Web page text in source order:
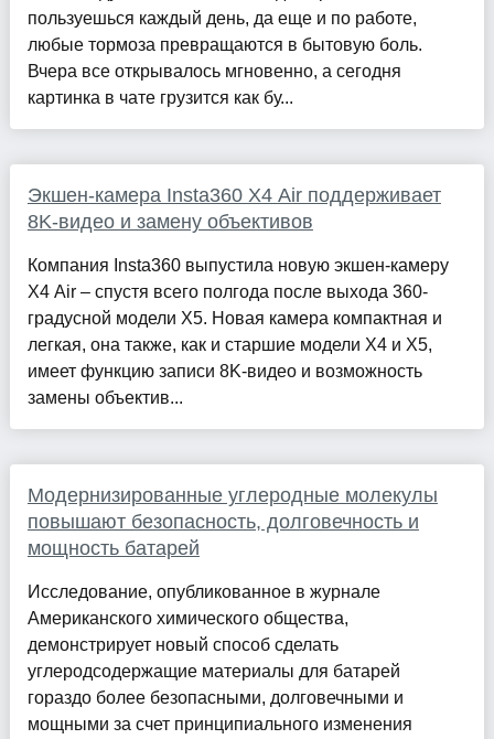
пользуешься каждый день, да еще и по работе,
любые тормоза превращаются в бытовую боль.
Вчера все открывалось мгновенно, а сегодня
картинка в чате грузится как бу...
Экшен-камера Insta360 X4 Air поддерживает
8K-видео и замену объективов
Компания Insta360 выпустила новую экшен-камеру
X4 Air – спустя всего полгода после выхода 360-
градусной модели X5. Новая камера компактная и
легкая, она также, как и старшие модели X4 и X5,
имеет функцию записи 8K-видео и возможность
замены объектив...
Модернизированные углеродные молекулы
повышают безопасность, долговечность и
мощность батарей
Исследование, опубликованное в журнале
Американского химического общества,
демонстрирует новый способ сделать
углеродсодержащие материалы для батарей
гораздо более безопасными, долговечными и
мощными за счет принципиального изменения